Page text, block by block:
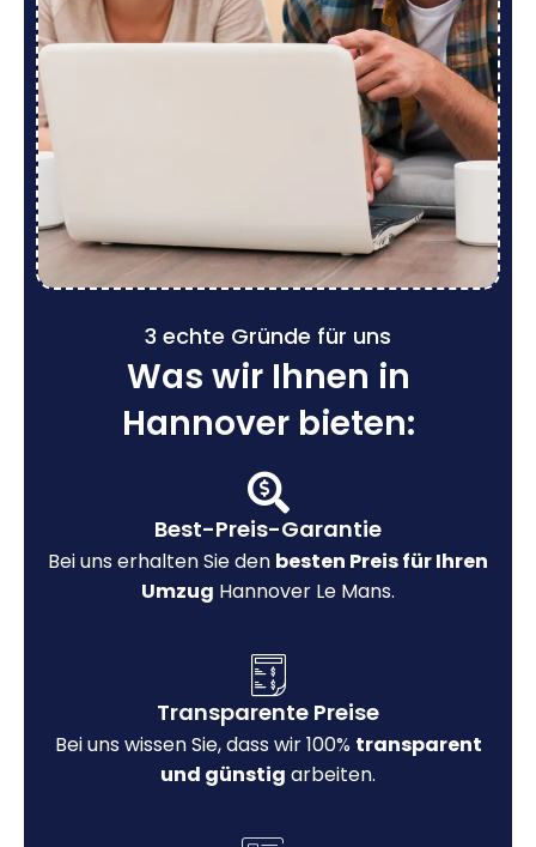
3 echte Gründe für uns
Was wir Ihnen in
Hannover bieten:
Best-Preis-Garantie
Bei uns erhalten Sie den besten Preis für Ihren
Umzug Hannover Le Mans.
Transparente Preise
Bei uns wissen Sie, dass wir 100% transparent
und günstig arbeiten.